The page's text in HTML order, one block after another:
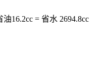
16.2cc = 省水 2694.8cc